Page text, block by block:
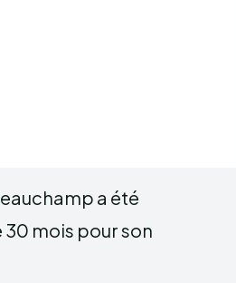
a été
mois pour son